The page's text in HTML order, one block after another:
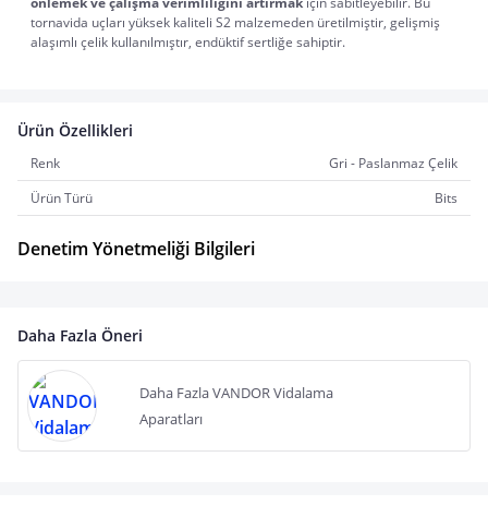
tornavida uçları yüksek kaliteli S2 malzemeden üretilmiştir, gelişmiş
alaşımlı çelik kullanılmıştır, endüktif sertliğe sahiptir.
Ürün Özellikleri
Renk
Gri - Paslanmaz Çelik
Ürün Türü
Bits
Denetim Yönetmeliği Bilgileri
Daha Fazla Öneri
Daha Fazla VANDOR Vidalama
Aparatları